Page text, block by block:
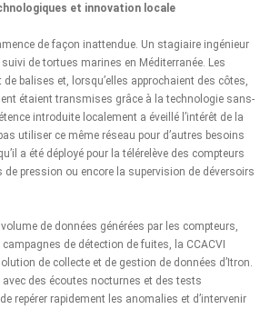
et innovation locale
de façon inattendue. Un stagiaire ingénieur
de tortues marines en Méditerranée. Les
balises et, lorsqu’elles approchaient des côtes,
étaient transmises grâce à la technologie sans-
introduite localement a éveillé l’intérêt de la
utiliser ce même réseau pour d’autres besoins
a été déployé pour la télérelève des compteurs
de pression ou encore la supervision de déversoirs
de données générées par les compteurs,
de détection de fuites, la CCACVI
de collecte et de gestion de données d’Itron.
des écoutes nocturnes et des tests
repérer rapidement les anomalies et d’intervenir